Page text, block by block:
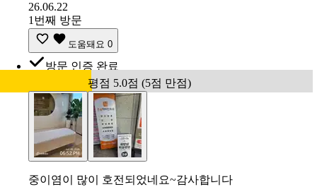
26.06.22
1번째 방문
도움돼요 0
방문 인증 완료
평점 5.0점 (5점 만점)
중이염이 많이 호전되었네요~감사합니다